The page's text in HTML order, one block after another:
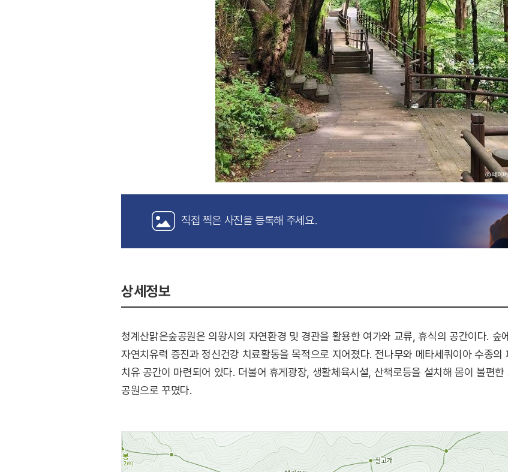
직접 찍은 사진을 등록해 주세요.
상세정보
청계산맑은숲공원은 의왕시의 자연환경 및 경관을 활용한 여가와 교류, 휴식의 공간이다. 숲
자연치유력 증진과 정신건강 치료활동을 목적으로 지어졌다. 전나무와 메타세쿼이아 수종
치유 공간이 마련되어 있다. 더불어 휴게광장, 생활체육시설, 산책로등을 설치해 몸이 불편
공원으로 꾸몄다.